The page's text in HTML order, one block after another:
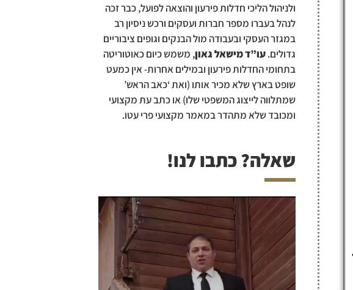
ולניהול הליכי חדלות פירעון והוצאה לפועל, כבר זכה
לנהל בעברו מספר חברות ועסקים ורכש ניסיון רב
במגזר העסקי ובעבודה מול הבנקים וגופים ציבוריים
גדולים.עו”ד מישאל גאון, משמש כיום כאוטוריטה
בתחומי החדלות פירעון ובמילים אחרות- אין כמעט
שופט בארץ שלא מכיר אותו (ואת ‘כאב הראש’
שמתלווה לייצוג המשפטי שלו) או כתב עת מקצועי
ומכובד שלא מתהדר במאמר מקצועי פרי עטו.
שאלה? כתבו לנו!